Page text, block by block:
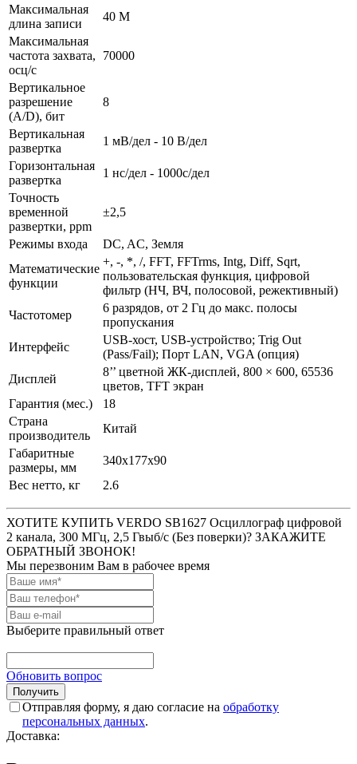
Максимальная
длина записи
40 M
Максимальная
частота захвата,
осц/с
70000
Вертикальное
разрешение
(A/D), бит
8
Вертикальная
развертка
1 мВ/дел - 10 В/дел
Горизонтальная
развертка
1 нс/дел - 1000с/дел
Точность
временной
развертки, ppm
±2,5
Режимы входа
DC, AC, Земля
Математические
функции
+, -, *, /, FFT, FFTrms, Intg, Diff, Sqrt,
пользовательская функция, цифровой
фильтр (НЧ, ВЧ, полосовой, режективный)
Частотомер
6 разрядов, от 2 Гц до макс. полосы
пропускания
Интерфейс
USB-хост, USB-устройство; Trig Out
(Pass/Fail); Порт LAN, VGA (опция)
Дисплей
8’’ цветной ЖК-дисплей, 800 × 600, 65536
цветов, TFT экран
Гарантия (мес.)
18
Страна
производитель
Китай
Габаритные
размеры, мм
340х177х90
Вес нетто, кг
2.6
ХОТИТЕ КУПИТЬ VERDO SB1627 Осциллограф цифровой
2 канала, 300 МГц, 2,5 Гвыб/с (Без поверки)? ЗАКАЖИТЕ
ОБРАТНЫЙ ЗВОНОК!
Мы перезвоним Вам в рабочее время
Выберите правильный ответ
Обновить вопрос
Отправляя форму, я даю согласие на обработку
персональных данных.
Доставка: